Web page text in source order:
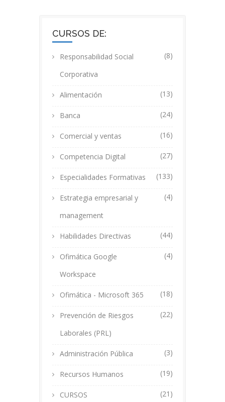
CURSOS DE:
Responsabilidad Social
Corporativa
(8)
Alimentación (13)
Banca (24)
Comercial y ventas (16)
Competencia Digital (27)
Especialidades Formativas (133)
Estrategia empresarial y
management
(4)
Habilidades Directivas (44)
Ofimática Google
Workspace
(4)
Ofimática - Microsoft 365 (18)
Prevención de Riesgos
Laborales (PRL)
(22)
Administración Pública (3)
Recursos Humanos (19)
CURSOS
(21)